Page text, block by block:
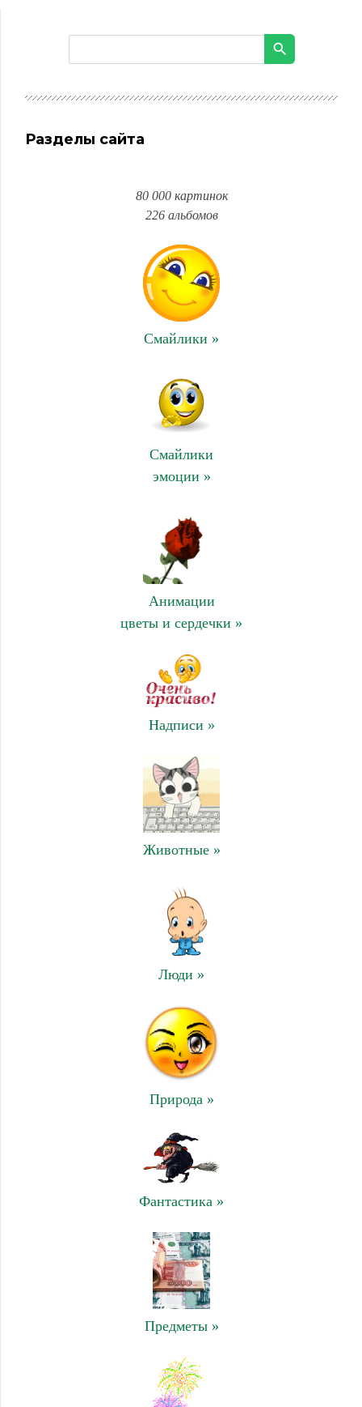
Разделы сайта
80 000 картинок
226 альбомов
Смайлики »
Смайлики
эмоции »
Анимации
цветы и сердечки »
Надписи »
Животные »
Люди »
Природа »
Фантастика »
Предметы »